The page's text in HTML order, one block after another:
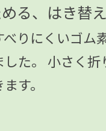
る、はき替
りにくいゴム
た。 小さく折
す。